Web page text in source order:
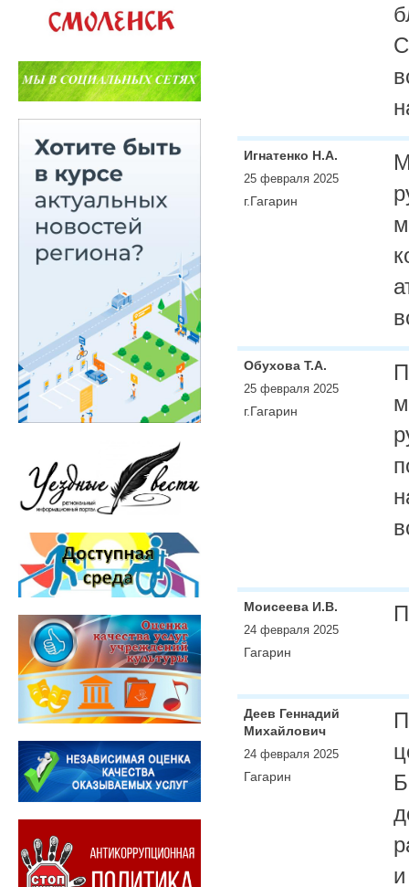
Игнатенко Н.А.
25 февраля 2025
г.Гагарин
Обухова Т.А.
25 февраля 2025
г.Гагарин
Моисеева И.В.
24 февраля 2025
Гагарин
Деев Геннадий
Михайлович
24 февраля 2025
Гагарин